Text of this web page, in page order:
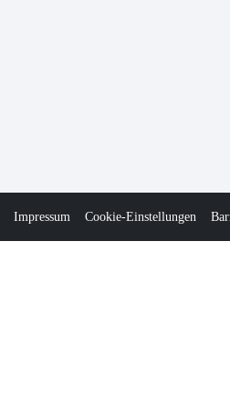
Impressum Cookie-Einstellungen